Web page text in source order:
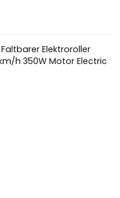
Elektroroller
h 350W Motor Electric